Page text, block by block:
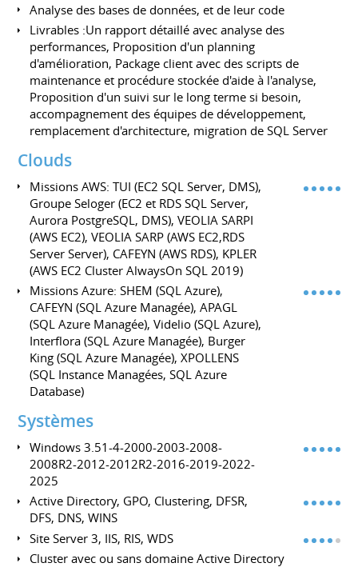
Analyse des bases de données, et de leur code
Livrables :Un rapport détaillé avec analyse des
performances, Proposition d'un planning
d'amélioration, Package client avec des scripts de
maintenance et procédure stockée d'aide à l'analyse,
Proposition d'un suivi sur le long terme si besoin,
accompagnement des équipes de développement,
remplacement d'architecture, migration de SQL Server
Clouds
Missions AWS: TUI (EC2 SQL Server, DMS),
Groupe Seloger (EC2 et RDS SQL Server,
Aurora PostgreSQL, DMS), VEOLIA SARPI
(AWS EC2), VEOLIA SARP (AWS EC2,RDS
Server Server), CAFEYN (AWS RDS), KPLER
(AWS EC2 Cluster AlwaysOn SQL 2019)
Missions Azure: SHEM (SQL Azure),
CAFEYN (SQL Azure Managée), APAGL
(SQL Azure Managée), Videlio (SQL Azure),
Interflora (SQL Azure Managée), Burger
King (SQL Azure Managée), XPOLLENS
(SQL Instance Managées, SQL Azure
Database)
Systèmes
Windows 3.51-4-2000-2003-2008-
2008R2-2012-2012R2-2016-2019-2022-
2025
Active Directory, GPO, Clustering, DFSR,
DFS, DNS, WINS
Site Server 3, IIS, RIS, WDS
Cluster avec ou sans domaine Active Directory